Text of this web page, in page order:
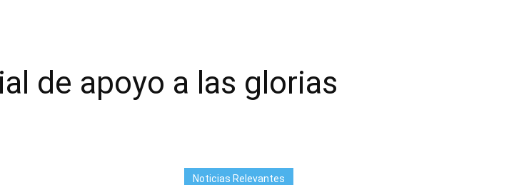
de apoyo a las glorias
Noticias Relevantes